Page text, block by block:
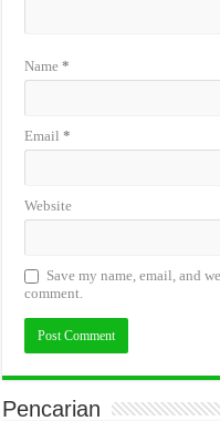
Name*
Email*
Website
Save my name, email, and
comment.
Pencarian